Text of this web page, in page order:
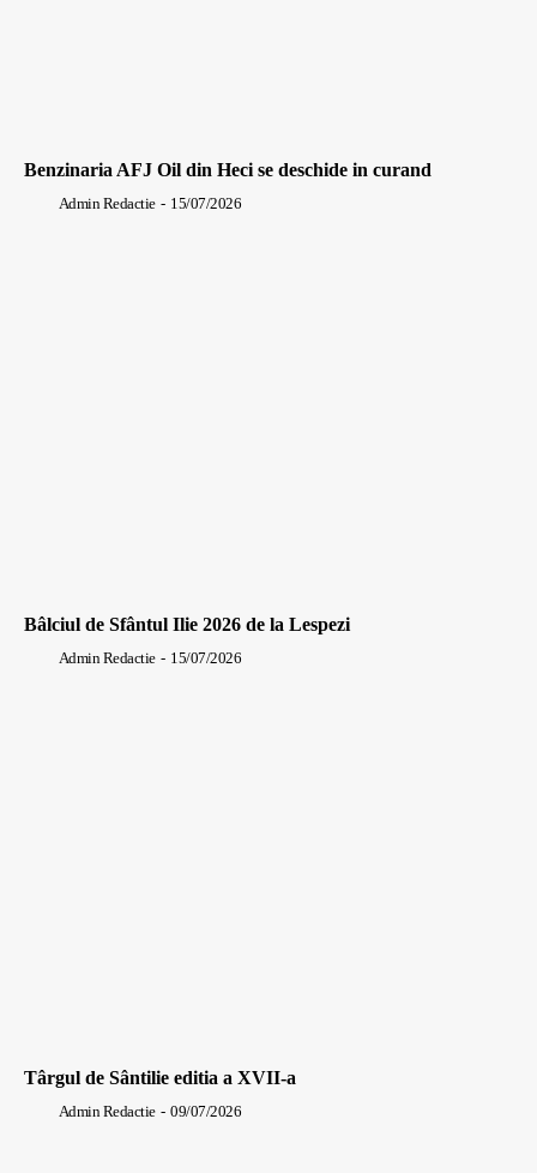
Benzinaria AFJ Oil din Heci se deschide in curand
Admin Redactie - 15/07/2026
Bâlciul de Sfântul Ilie 2026 de la Lespezi
Admin Redactie - 15/07/2026
Târgul de Sântilie editia a XVII-a
Admin Redactie - 09/07/2026